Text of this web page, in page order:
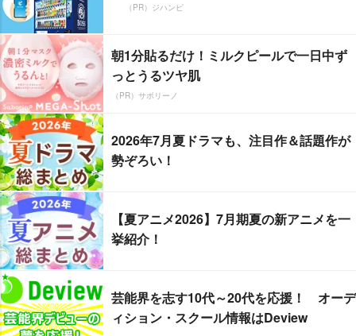
（PR）ジハンピ
朝1分貼るだけ！ミルクピールで一日中ず
っとうるツヤ肌
（PR）サボリーノ
2026年7月夏ドラマも、注目作＆話題作が
勢ぞろい！
【夏アニメ2026】7月期夏の新アニメを一
挙紹介！
芸能界を志す10代～20代を応援！ オーデ
ィション・スクール情報はDeview